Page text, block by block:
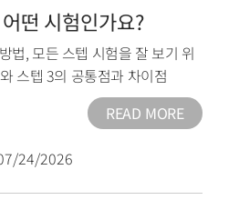
떤 시험인가요?
법, 모든 스텝 시험을 잘 보기 위
스텝 3의 공통점과 차이점
READ MORE
24/2026